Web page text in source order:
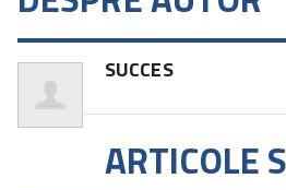
SUCCES
ARTICOLE